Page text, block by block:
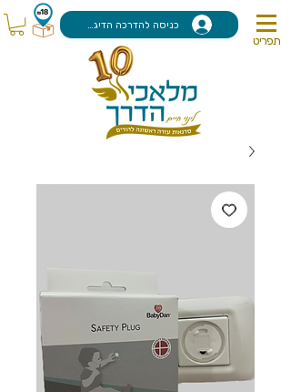
תפריט
כניסה להדרכה הדיגיטלית